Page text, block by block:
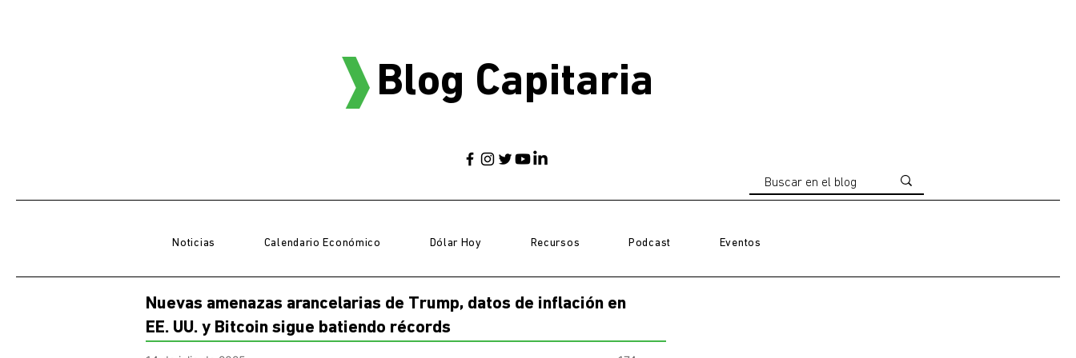
Blog Capitaria
Noticias Calendario Económico Dólar Hoy Recursos Podcast Eventos
Nuevas amenazas arancelarias de Trump, datos de inflación en
EE. UU. y Bitcoin sigue batiendo récords